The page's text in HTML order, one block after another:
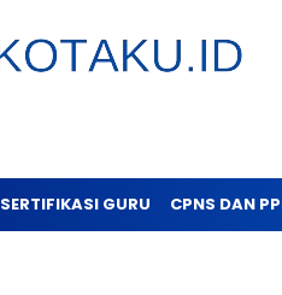
SERTIFIKASI GURU CPNS DAN